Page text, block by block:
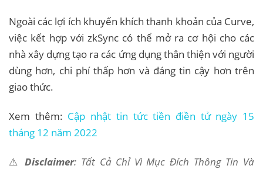
Ngoài các lợi ích khuyến khích thanh khoản của Curve,
việc kết hợp với zkSync có thể mở ra cơ hội cho các
nhà xây dựng tạo ra các ứng dụng thân thiện với người
dùng hơn, chi phí thấp hơn và đáng tin cậy hơn trên
giao thức.
Xem thêm: Cập nhật tin tức tiền điền tử ngày 15
tháng 12 năm 2022
⚠️Disclaimer: Tất Cả Chỉ Vì Mục Đích Thông Tin Và